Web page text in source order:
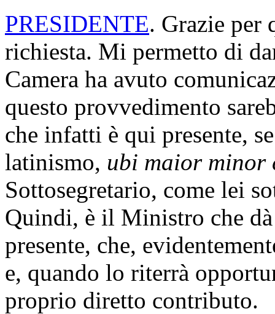
PRESIDENTE. Grazie per
richiesta. Mi permetto di
Camera ha avuto
questo provvedimento
che infatti è qui presente,
latinismo, ubi maior minor
Sottosegretario, come lei
Quindi, è il Ministro che
presente, che,
e, quando lo riterrà
proprio diretto contributo.